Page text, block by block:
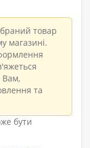
товар
магазині.
Вам,
та
бути